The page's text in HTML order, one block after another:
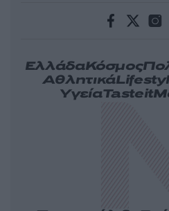
ΕλλάδαΚόσμος
Αθλητικά
ΥγείαTasteit